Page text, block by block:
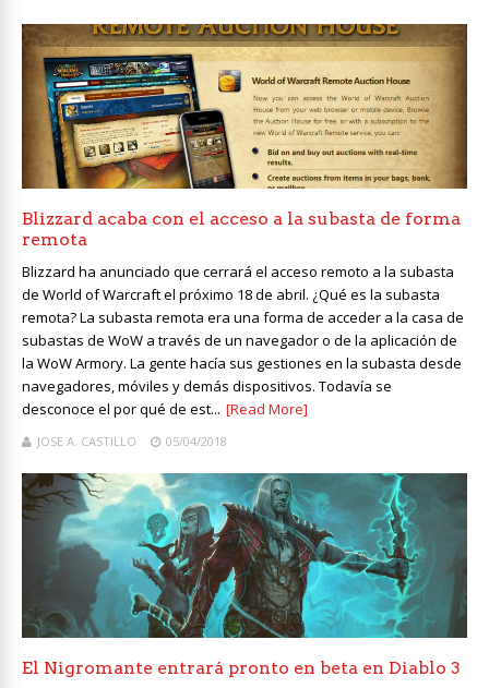
Blizzard acaba con el acceso a la subasta de forma
remota
Blizzard ha anunciado que cerrará el acceso remoto a la subasta
de World of Warcraft el próximo 18 de abril. ¿Qué es la subasta
remota? La subasta remota era una forma de acceder a la casa de
subastas de WoW a través de un navegador o de la aplicación de
la WoW Armory. La gente hacía sus gestiones en la subasta desde
navegadores, móviles y demás dispositivos. Todavía se
desconoce el por qué de est... [Read More]
JOSE A. CASTILLO 05/04/2018
El Nigromante entrará pronto en beta en Diablo 3